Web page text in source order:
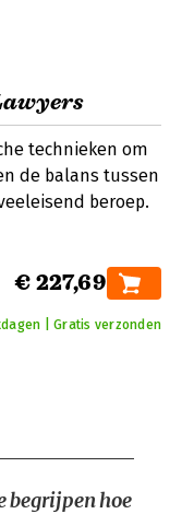
technieken om
de balans tussen
beroep.
€ 227,69
| Gratis verzonden
begrijpen hoe